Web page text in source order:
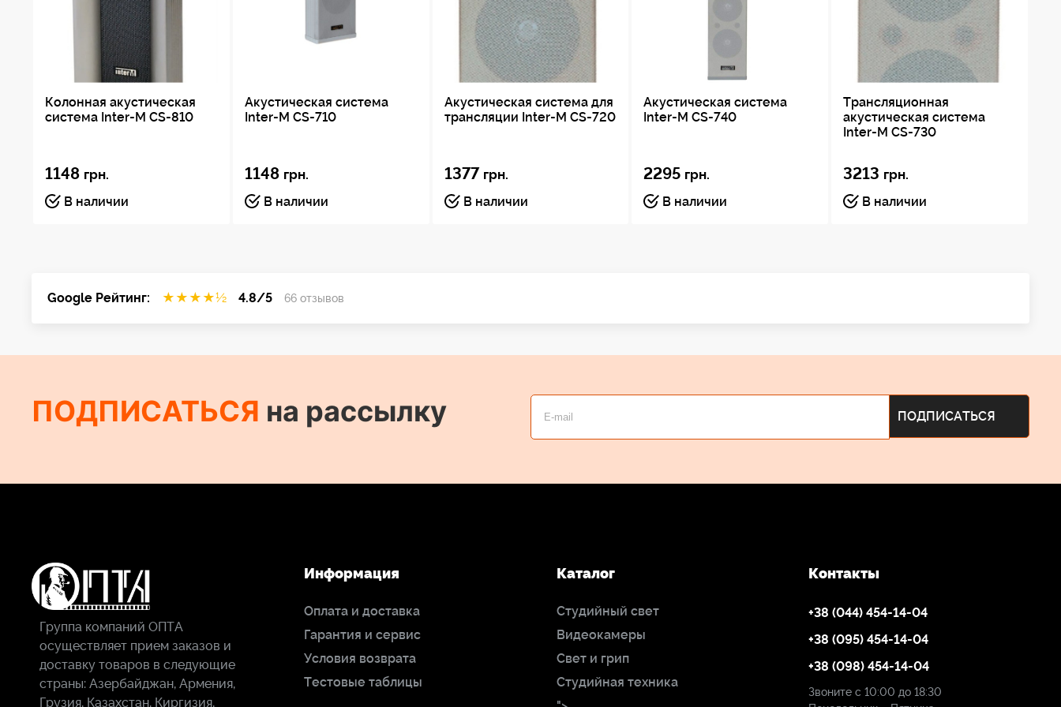
Колонная акустическая
система Inter-M CS-810
1148 грн.
В наличии
Акустическая система
Inter-M CS-710
1148 грн.
В наличии
Акустическая система для
трансляции Inter-M CS-720
1377 грн.
В наличии
Акустическая система
Inter-M CS-740
2295 грн.
В наличии
Трансляционная
акустическая система
Inter-M CS-730
3213 грн.
В наличии
Google Рейтинг: ★ ★ ★ ★½ 4.8/5 66 отзывов
ПОДПИСАТЬСЯ на рассылку
Группа компаний ОПТА
осуществляет прием заказов и
доставку товаров в следующие
страны: Азербайджан, Армения,
Грузия, Казахстан, Киргизия,
Информация
Оплата и доставка
Гарантия и сервис
Условия возврата
Тестовые таблицы
Каталог
Студийный свет
Видеокамеры
Свет и грип
Студийная техника
Контакты
+38 (044) 454-14-04
+38 (095) 454-14-04
+38 (098) 454-14-04
Звоните с 10:00 до 18:30